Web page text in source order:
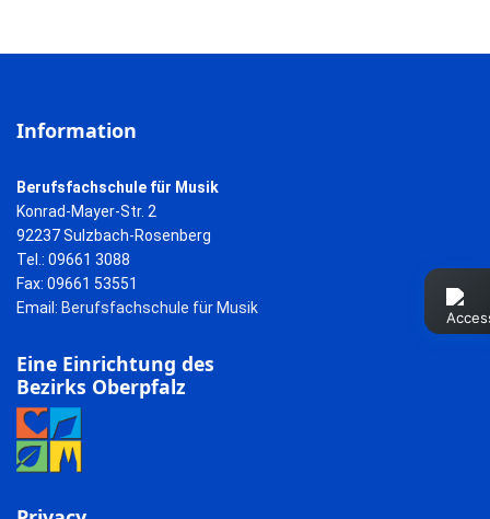
Information
Berufsfachschule für Musik
Konrad-Mayer-Str. 2
92237 Sulzbach-Rosenberg
Tel.: 09661 3088
Fax: 09661 53551
Email: Berufsfachschule für Musik
Eine Einrichtung des
Bezirks Oberpfalz